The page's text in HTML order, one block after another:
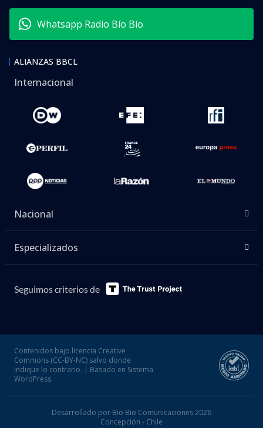
Whatsapp Radio Bío Bío
ALIANZAS BBCL
Internacional
Nacional
Especializados
Seguimos criterios de
Contenidos bajo licencia Creative
Commons (CC-BY-NC) salvo donde
indique lo contrario. | Basado en Sistema
WordPress.
Desarrollado por Bio Bio Comunicaciones 2026
Concepción - Chile